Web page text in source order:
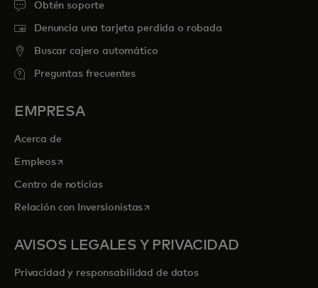
Obtén soporte
Denuncia una tarjeta perdida o robada
Buscar cajero automático
Preguntas frecuentes
EMPRESA
Acerca de
Empleosse abre en una pestaña nueva
Centro de noticias
Relación con Inversionistasse abre en una pestaña nueva
AVISOS LEGALES Y PRIVACIDAD
Privacidad y responsabilidad de datos